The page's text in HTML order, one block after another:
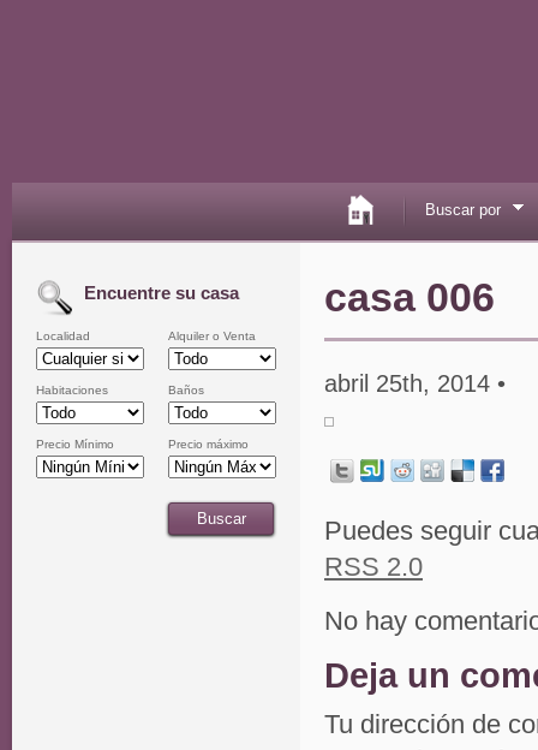
Buscar por
Encuentre su casa
Localidad Alquiler o Venta
Habitaciones Baños
Precio Mínimo Precio máximo
casa 006
abril 25th, 2014 •
Puedes seguir
RSS 2.0
No hay
Deja un
Tu dirección de